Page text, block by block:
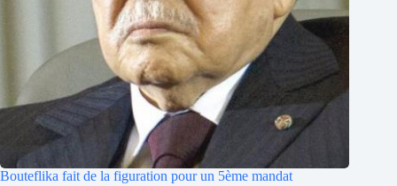
Bouteflika fait de la figuration pour un 5ème mandat